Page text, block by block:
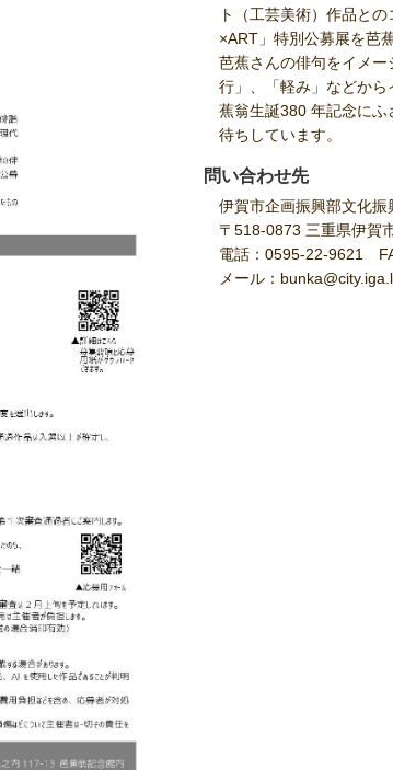
ト（工芸美術）作品と
×ART」特別公募展を芭
芭蕉さんの俳句をイメ
行」、「軽み」などか
蕉翁生誕380 年記念に
待ちしています。
問い合わせ先
伊賀市企画振興部文化
〒518-0873 三重県伊賀
電話：0595-22-9621
メール：